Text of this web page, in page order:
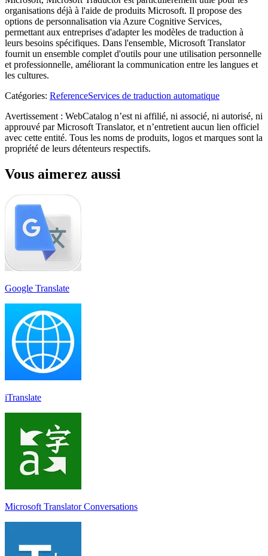
organisations déjà à l'aide de produits Microsoft. Il propose des
options de personnalisation via Azure Cognitive Services,
permettant aux entreprises d'adapter les modèles de traduction à
leurs besoins spécifiques. Dans l'ensemble, Microsoft Translator
fournit un ensemble complet d'outils pour une utilisation personnelle
et professionnelle, améliorant la communication entre les langues et
les cultures.
Catégories: ReferenceServices de traduction automatique
Avertissement : WebCatalog n’est ni affilié, ni associé, ni autorisé, ni
approuvé par Microsoft Translator, et n’entretient aucun lien officiel
avec cette entité. Tous les noms de produits, logos et marques sont la
propriété de leurs détenteurs respectifs.
Vous aimerez aussi
Google Translate
iTranslate
Microsoft Translator Conversations